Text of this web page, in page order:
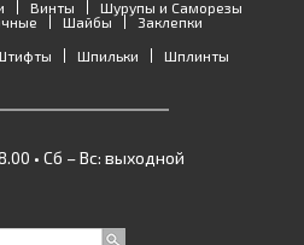
Винты
Шурупы и Саморезы
Шайбы
Заклепки
Шпильки Шплинты
• Сб – Вс: выходной